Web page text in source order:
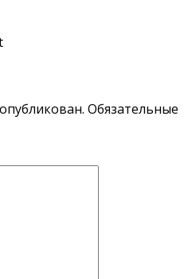
Обязательные